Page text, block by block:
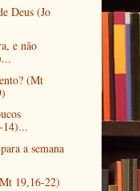
Deus (Jo
e não
(Mt
14)...
a semana
19,16-22)